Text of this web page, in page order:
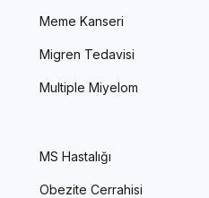
Meme Kanseri
Migren Tedavisi
Multiple Miyelom
MS Hastalığı
Obezite Cerrahisi